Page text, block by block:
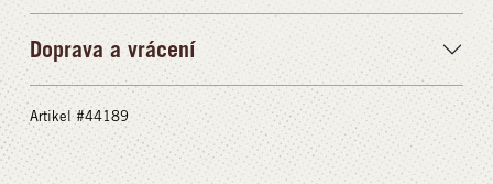
Doprava a vrácení
Artikel #44189